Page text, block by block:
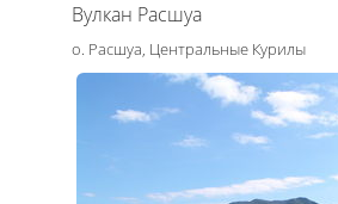
Вулкан Расшуа
о. Расшуа, Центральные Курилы